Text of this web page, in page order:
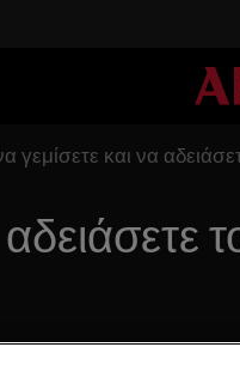
γεμίσετε και να